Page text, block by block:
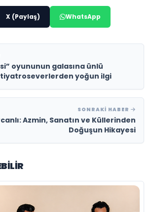
X (Paylaş) WhatsApp
oyununun galasına ünlü
yoğun ilgi
SONRAKI HABER
Azmin, Sanatın ve Küllerinden
Doğuşun Hikayesi